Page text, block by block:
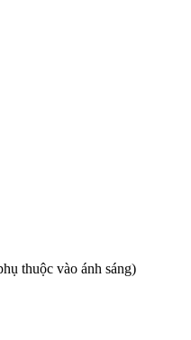
thuộc vào ánh sáng)